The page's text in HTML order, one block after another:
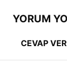
YORUM
CEVAP VER